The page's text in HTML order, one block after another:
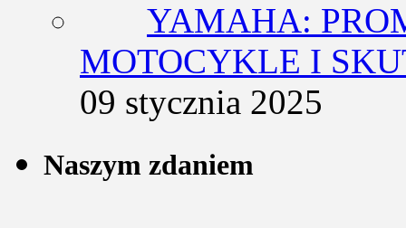
YAMAHA:
MOTOCYKLE I
09 stycznia 2025
Naszym zdaniem